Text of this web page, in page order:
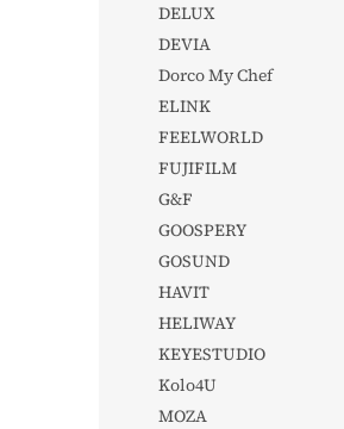
DELUX
DEVIA
Dorco My Chef
ELINK
FEELWORLD
FUJIFILM
G&F
GOOSPERY
GOSUND
HAVIT
HELIWAY
KEYESTUDIO
Kolo4U
MOZA